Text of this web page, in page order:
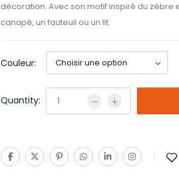
décoration. Avec son motif inspiré du zèbre
canapé, un fauteuil ou un lit.
Couleur:
Quantity: